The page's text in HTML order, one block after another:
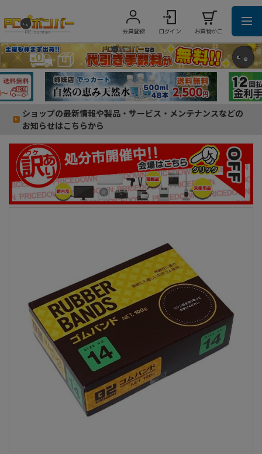
会員登録 ログイン お買物かご
ショップの最新情報や製品・サービス・メンテナンスなどの
お知らせはこちらから